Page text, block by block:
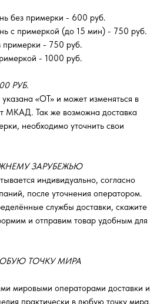
без примерки - 600 руб.
с примеркой (до 15 мин) - 750 руб.
примерки - 750 руб.
- 1000 руб.
РУБ.
«ОТ»‎ и может изменяться в
МКАД. Так же возможна доставка
необходимо уточнить свои
ЗАРУБЕЖЬЮ
индивидуально, согласно
после уточнения оператором.
службы доставки, скажите
и отправим товар удобным для
ТОЧКУ МИРА
мировыми операторами доставки и
практически в любую точку мира.